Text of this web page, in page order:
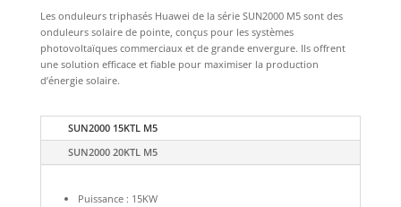
Les onduleurs triphasés Huawei de la série SUN2000 M5 sont des
onduleurs solaire de pointe, conçus pour les systèmes
photovoltaïques commerciaux et de grande envergure. Ils offrent
une solution efficace et fiable pour maximiser la production
d’énergie solaire.
SUN2000 15KTL M5
SUN2000 20KTL M5
Puissance : 15KW